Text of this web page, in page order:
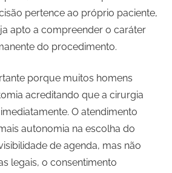
pertence ao próprio paciente,
apto a compreender o caráter
do procedimento.
porque muitos homens
acreditando que a cirurgia
O atendimento
autonomia na escolha do
de agenda, mas não
legais, o consentimento